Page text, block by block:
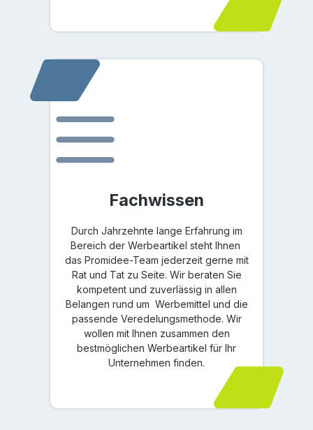
Fachwissen
Durch Jahrzehnte lange Erfahrung im
Bereich der Werbeartikel steht Ihnen
das Promidee-Team jederzeit gerne mit
Rat und Tat zu Seite. Wir beraten Sie
kompetent und zuverlässig in allen
Belangen rund um Werbemittel und die
passende Veredelungsmethode. Wir
wollen mit Ihnen zusammen den
bestmöglichen Werbeartikel für Ihr
Unternehmen finden.